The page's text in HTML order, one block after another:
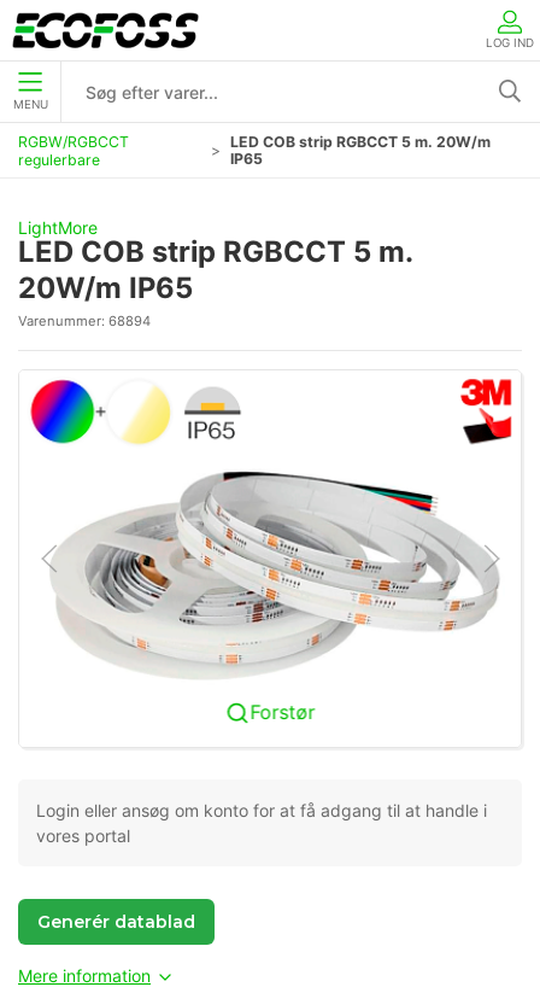
LOG IND
MENU
RGBW/RGBCCT
regulerbare
LED COB strip RGBCCT 5 m. 20W/m
IP65
LightMore
LED COB strip RGBCCT 5 m.
20W/m IP65
Varenummer: 68894
Forstør
Login eller ansøg om konto for at få adgang til at handle i
vores portal
Generér datablad
Mere information